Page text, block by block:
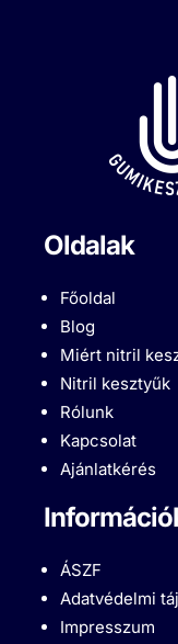
Oldalak
Főoldal
Blog
Miért nitril
Nitril kesztyűk
Rólunk
Kapcsolat
Ajánlatkérés
ÁSZF
Adatvédelmi
Impresszum